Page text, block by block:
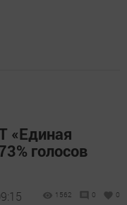
«Единая
голосов
1562 0 0